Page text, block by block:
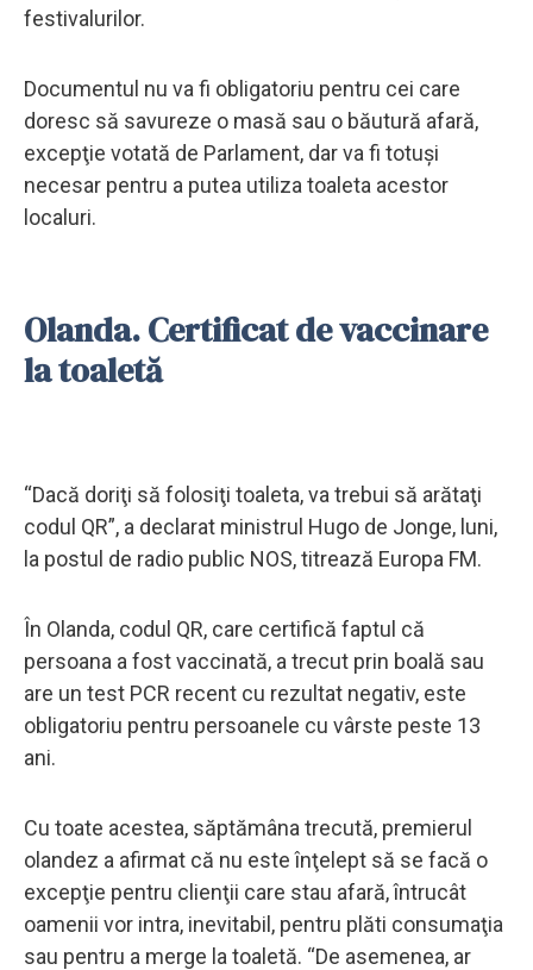
festivalurilor.
Documentul nu va fi obligatoriu pentru cei care
doresc să savureze o masă sau o băutură afară,
excepţie votată de Parlament, dar va fi totuşi
necesar pentru a putea utiliza toaleta acestor
localuri.
Olanda. Certificat de vaccinare
la toaletă
“Dacă doriţi să folosiţi toaleta, va trebui să arătaţi
codul QR”, a declarat ministrul Hugo de Jonge, luni,
la postul de radio public NOS, titrează Europa FM.
În Olanda, codul QR, care certifică faptul că
persoana a fost vaccinată, a trecut prin boală sau
are un test PCR recent cu rezultat negativ, este
obligatoriu pentru persoanele cu vârste peste 13
ani.
Cu toate acestea, săptămâna trecută, premierul
olandez a afirmat că nu este înţelept să se facă o
excepţie pentru clienţii care stau afară, întrucât
oamenii vor intra, inevitabil, pentru plăti consumaţia
sau pentru a merge la toaletă. “De asemenea, ar